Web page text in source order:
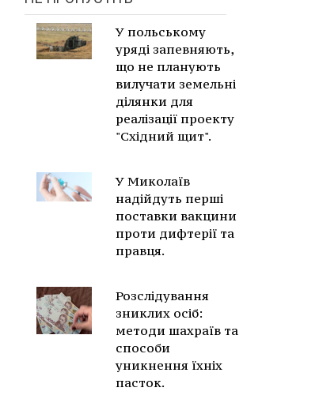
У польському
уряді запевняють,
що не планують
вилучати земельні
ділянки для
реалізації проекту
"Східний щит".
У Миколаїв
надійдуть перші
поставки вакцини
проти дифтерії та
правця.
Розслідування
зниклих осіб:
методи шахраїв та
способи
уникнення їхніх
пасток.